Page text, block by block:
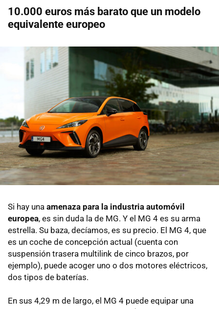
10.000 euros más barato que un modelo
equivalente europeo
Si hay una amenaza para la industria automóvil
europea, es sin duda la de MG. Y el MG 4 es su arma
estrella. Su baza, decíamos, es su precio. El MG 4, que
es un coche de concepción actual (cuenta con
suspensión trasera multilink de cinco brazos, por
ejemplo), puede acoger uno o dos motores eléctricos,
dos tipos de baterías.
En sus 4,29 m de largo, el MG 4 puede equipar una